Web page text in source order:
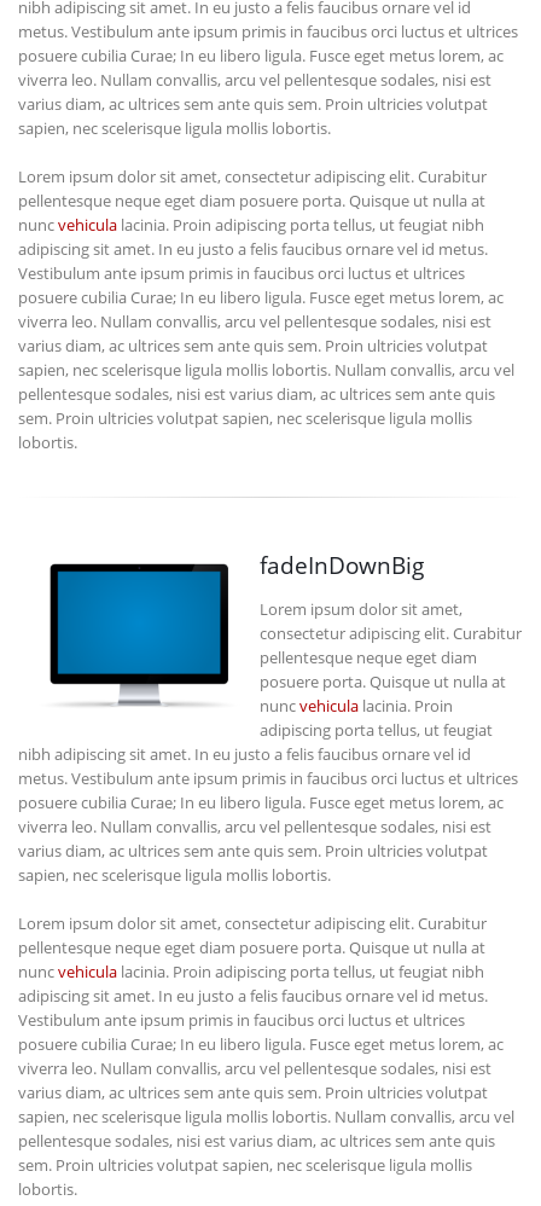
nibh adipiscing sit amet. In eu justo a felis faucibus ornare vel id
metus. Vestibulum ante ipsum primis in faucibus orci luctus et ultrices
posuere cubilia Curae; In eu libero ligula. Fusce eget metus lorem, ac
viverra leo. Nullam convallis, arcu vel pellentesque sodales, nisi est
varius diam, ac ultrices sem ante quis sem. Proin ultricies volutpat
sapien, nec scelerisque ligula mollis lobortis.
Lorem ipsum dolor sit amet, consectetur adipiscing elit. Curabitur
pellentesque neque eget diam posuere porta. Quisque ut nulla at
nuncvehicula lacinia. Proin adipiscing porta tellus, ut feugiat nibh
adipiscing sit amet. In eu justo a felis faucibus ornare vel id metus.
Vestibulum ante ipsum primis in faucibus orci luctus et ultrices
posuere cubilia Curae; In eu libero ligula. Fusce eget metus lorem, ac
viverra leo. Nullam convallis, arcu vel pellentesque sodales, nisi est
varius diam, ac ultrices sem ante quis sem. Proin ultricies volutpat
sapien, nec scelerisque ligula mollis lobortis. Nullam convallis, arcu vel
pellentesque sodales, nisi est varius diam, ac ultrices sem ante quis
sem. Proin ultricies volutpat sapien, nec scelerisque ligula mollis
lobortis.
fadeInDownBig
Lorem ipsum dolor sit amet,
consectetur adipiscing elit. Curabitur
pellentesque neque eget diam
posuere porta. Quisque ut nulla at
nuncvehicula lacinia. Proin
adipiscing porta tellus, ut feugiat
nibh adipiscing sit amet. In eu justo a felis faucibus ornare vel id
metus. Vestibulum ante ipsum primis in faucibus orci luctus et ultrices
posuere cubilia Curae; In eu libero ligula. Fusce eget metus lorem, ac
viverra leo. Nullam convallis, arcu vel pellentesque sodales, nisi est
varius diam, ac ultrices sem ante quis sem. Proin ultricies volutpat
sapien, nec scelerisque ligula mollis lobortis.
Lorem ipsum dolor sit amet, consectetur adipiscing elit. Curabitur
pellentesque neque eget diam posuere porta. Quisque ut nulla at
nuncvehicula lacinia. Proin adipiscing porta tellus, ut feugiat nibh
adipiscing sit amet. In eu justo a felis faucibus ornare vel id metus.
Vestibulum ante ipsum primis in faucibus orci luctus et ultrices
posuere cubilia Curae; In eu libero ligula. Fusce eget metus lorem, ac
viverra leo. Nullam convallis, arcu vel pellentesque sodales, nisi est
varius diam, ac ultrices sem ante quis sem. Proin ultricies volutpat
sapien, nec scelerisque ligula mollis lobortis. Nullam convallis, arcu vel
pellentesque sodales, nisi est varius diam, ac ultrices sem ante quis
sem. Proin ultricies volutpat sapien, nec scelerisque ligula mollis
lobortis.